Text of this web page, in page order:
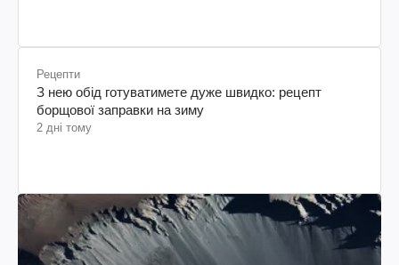
Рецепти
З нею обід готуватимете дуже швидко: рецепт
борщової заправки на зиму
2 дні тому